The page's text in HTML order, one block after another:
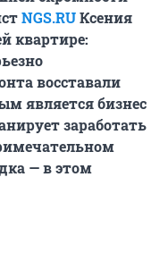
NGS.RUКсения
квартире:
восставали
является бизнес
заработать
— в этом